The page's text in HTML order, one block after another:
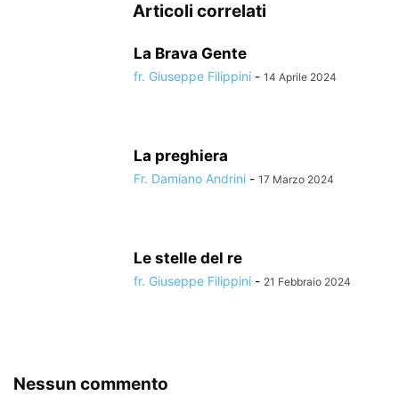
Articoli correlati
La Brava Gente
fr. Giuseppe Filippini - 14 Aprile 2024
La preghiera
Fr. Damiano Andrini - 17 Marzo 2024
Le stelle del re
fr. Giuseppe Filippini - 21 Febbraio 2024
Nessun commento